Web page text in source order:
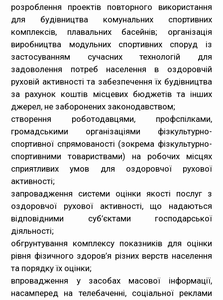
розроблення проектів повторного використання
для будівництва комунальних спортивних
комплексів, плавальних басейнів; організація
виробництва модульних спортивних споруд із
застосуванням сучасних технологій для
задоволення потреб населення в оздоровчій
руховій активності та забезпечення їх будівництва
за рахунок коштів місцевих бюджетів та інших
джерел, не заборонених законодавством;
створення роботодавцями, профспілками,
громадськими організаціями фізкультурно-
спортивної спрямованості (зокрема фізкультурно-
спортивними товариствами) на робочих місцях
сприятливих умов для оздоровчої рухової
активності;
запровадження системи оцінки якості послуг з
оздоровчої рухової активності, що надаються
відповідними суб’єктами господарської
діяльності;
обгрунтування комплексу показників для оцінки
рівня фізичного здоров’я різних верств населення
та порядку їх оцінки;
впровадження у засобах масової інформації,
насамперед на телебаченні, соціальної реклами